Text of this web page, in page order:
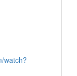
watch?